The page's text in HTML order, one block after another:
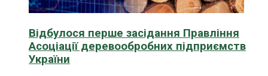
Відбулося перше засідання Правління
Асоціації деревообробних підприємств
України